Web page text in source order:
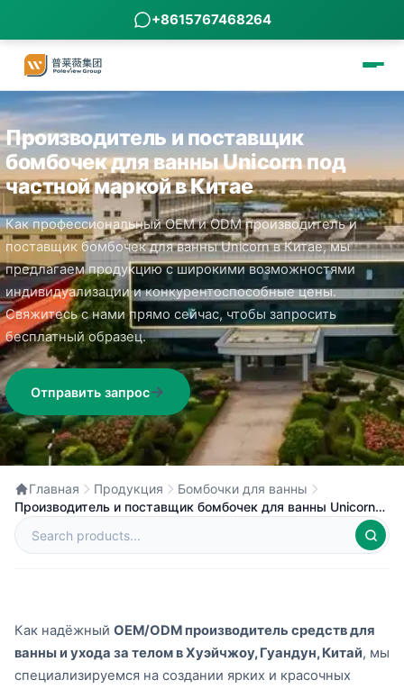
+8615767468264
Производитель и поставщик
бомбочек для ванны Unicorn под
частной маркой в Китае
Как профессиональный OEM и ODM производитель и
поставщик бомбочек для ванны Unicorn в Китае, мы
предлагаем продукцию с широкими возможностями
индивидуализации и конкурентоспособные цены.
Свяжитесь с нами прямо сейчас, чтобы запросить
бесплатный образец.
Отправить запрос
Главная Продукция
Бомбочки для ванны
Производитель и поставщик бомбочек для ванны Unicorn
под частной маркой в Китае
Как надёжный OEM/ODM производитель средств для
ванны и ухода за телом в Хуэйчжоу, Гуандун, Китай, мы
специализируемся на создании ярких и красочных